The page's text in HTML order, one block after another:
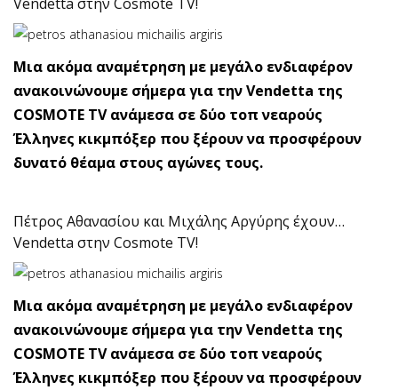
Μια ακόμα αναμέτρηση με μεγάλο ενδιαφέρον
ανακοινώνουμε σήμερα για την Vendetta της
COSMOTE TV ανάμεσα σε δύο τοπ νεαρούς
Έλληνες κικμπόξερ που ξέρουν να προσφέρουν
δυνατό θέαμα στους αγώνες τους.
Πέτρος Αθανασίου και Μιχάλης Αργύρης έχουν…
Vendetta στην Cosmote TV!
Μια ακόμα αναμέτρηση με μεγάλο ενδιαφέρον
ανακοινώνουμε σήμερα για την Vendetta της
COSMOTE TV ανάμεσα σε δύο τοπ νεαρούς
Έλληνες κικμπόξερ που ξέρουν να προσφέρουν